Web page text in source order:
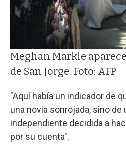
Meghan Markle
de San Jorge. Foto: AFP
"Aquí había un indicador de
una novia sonrojada, sino
independiente decidida a
por su cuenta".